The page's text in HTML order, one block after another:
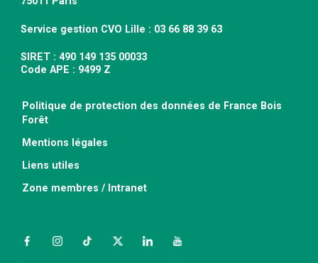
Service gestion CVO Lille : 03 66 88 39 63
SIRET : 490 149 135 00033
Code APE : 9499 Z
Politique de protection des données de France Bois
Forêt
Mentions légales
Liens utiles
Zone membres / Intranet
FacebookInstagramTikTokTwitterLinkedInYouTube